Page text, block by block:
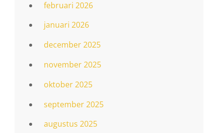
februari 2026
januari 2026
december 2025
november 2025
oktober 2025
september 2025
augustus 2025